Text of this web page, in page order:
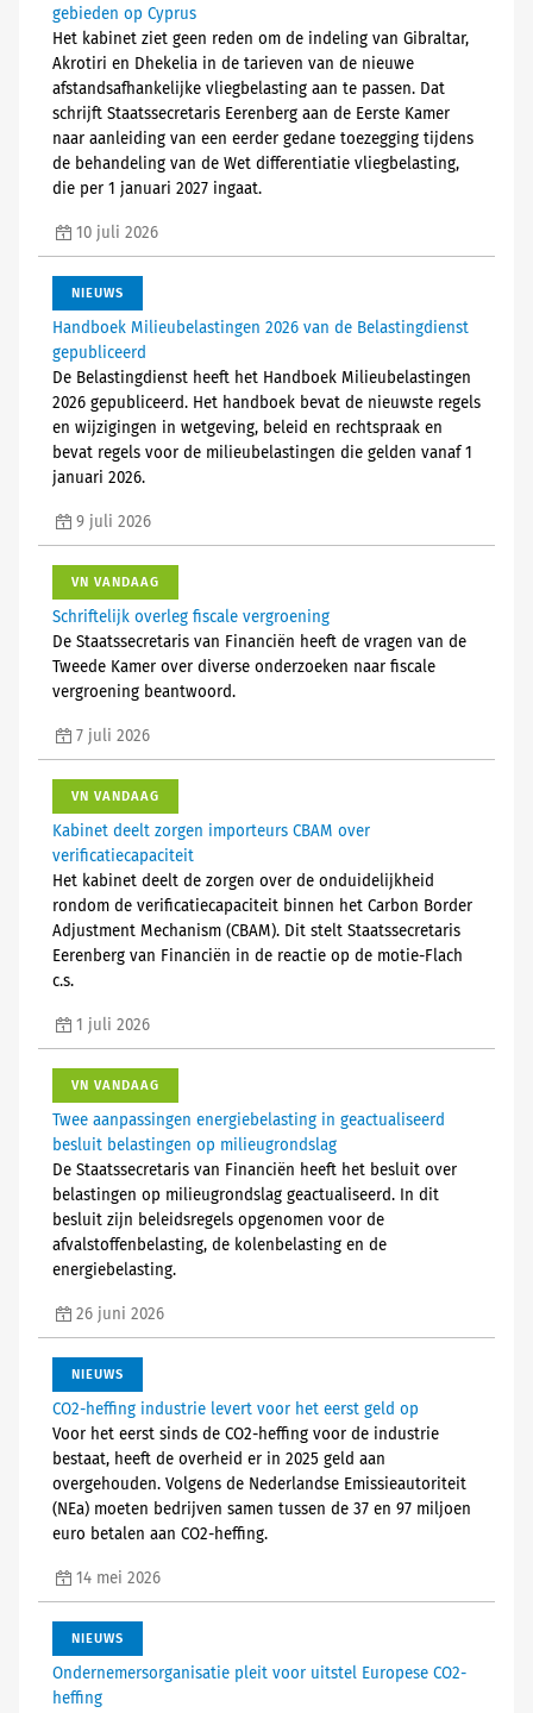
gebieden op Cyprus
Het kabinet ziet geen reden om de indeling van Gibraltar,
Akrotiri en Dhekelia in de tarieven van de nieuwe
afstandsafhankelijke vliegbelasting aan te passen. Dat
schrijft Staatssecretaris Eerenberg aan de Eerste Kamer
naar aanleiding van een eerder gedane toezegging tijdens
de behandeling van de Wet differentiatie vliegbelasting,
die per 1 januari 2027 ingaat.
10 juli 2026
NIEUWS
Handboek Milieubelastingen 2026 van de Belastingdienst
gepubliceerd
De Belastingdienst heeft het Handboek Milieubelastingen
2026 gepubliceerd. Het handboek bevat de nieuwste regels
en wijzigingen in wetgeving, beleid en rechtspraak en
bevat regels voor de milieubelastingen die gelden vanaf 1
januari 2026.
9 juli 2026
VN VANDAAG
Schriftelijk overleg fiscale vergroening
De Staatssecretaris van Financiën heeft de vragen van de
Tweede Kamer over diverse onderzoeken naar fiscale
vergroening beantwoord.
7 juli 2026
VN VANDAAG
Kabinet deelt zorgen importeurs CBAM over
verificatiecapaciteit
Het kabinet deelt de zorgen over de onduidelijkheid
rondom de verificatiecapaciteit binnen het Carbon Border
Adjustment Mechanism (CBAM). Dit stelt Staatssecretaris
Eerenberg van Financiën in de reactie op de motie-Flach
c.s.
1 juli 2026
VN VANDAAG
Twee aanpassingen energiebelasting in geactualiseerd
besluit belastingen op milieugrondslag
De Staatssecretaris van Financiën heeft het besluit over
belastingen op milieugrondslag geactualiseerd. In dit
besluit zijn beleidsregels opgenomen voor de
afvalstoffenbelasting, de kolenbelasting en de
energiebelasting.
26 juni 2026
NIEUWS
CO2-heffing industrie levert voor het eerst geld op
Voor het eerst sinds de CO2-heffing voor de industrie
bestaat, heeft de overheid er in 2025 geld aan
overgehouden. Volgens de Nederlandse Emissieautoriteit
(NEa) moeten bedrijven samen tussen de 37 en 97 miljoen
euro betalen aan CO2-heffing.
14 mei 2026
NIEUWS
Ondernemersorganisatie pleit voor uitstel Europese CO2-
heffing